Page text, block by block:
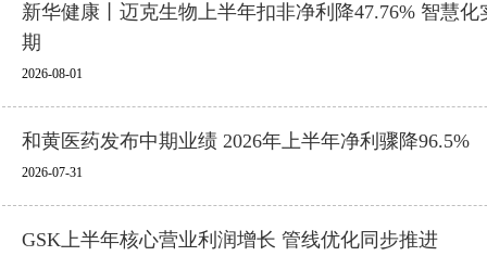
新华健康丨迈克生物上半年扣非净利降47.76% 智慧
期
2026-08-01
和黄医药发布中期业绩 2026年上半年净利骤降96.5%
2026-07-31
GSK上半年核心营业利润增长 管线优化同步推进